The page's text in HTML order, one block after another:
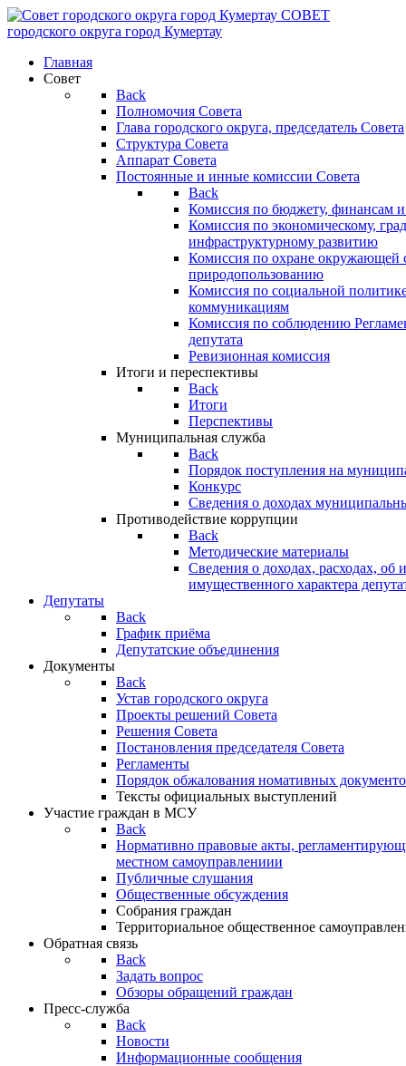
СОВЕТ
городского округа город Кумертау
Главная
Совет
Back
Полномочия Совета
Глава городского округа, председатель Совета
Структура Совета
Аппарат Совета
Постоянные и инные комиссии Совета
Back
Комиссия по бюджету, финансам и
Комиссия по экономическому,
инфраструктурному развитию
Комиссия по охране окружающей
природопользованию
Комиссия по социальной
коммуникациям
Комиссия по соблюдению
депутата
Ревизионная комиссия
Итоги и переспективы
Back
Итоги
Перспективы
Муниципальная служба
Back
Порядок поступления на
Конкурс
Сведения о доходах
Противодействие коррупции
Back
Методические материалы
Сведения о доходах, расходах, об
имущественного характера
Депутаты
Back
График приёма
Депутатские объединения
Документы
Back
Устав городского округа
Проекты решений Совета
Решения Совета
Постановления председателя Совета
Регламенты
Порядок обжалования номативных
Тексты официальных выступлений
Участие граждан в МСУ
Back
Нормативно правовые акты,
местном самоуправлениии
Публичные слушания
Общественные обсуждения
Собрания граждан
Территориальное общественное
Обратная связь
Back
Задать вопрос
Обзоры обращений граждан
Пресс-служба
Back
Новости
Информационные сообщения